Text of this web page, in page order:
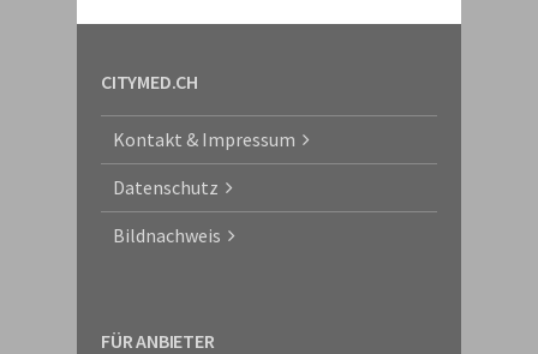
CITYMED.CH
Kontakt & Impressum
Datenschutz
Bildnachweis
FÜR ANBIETER